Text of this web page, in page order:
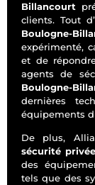
Billancourt
clients. Tout
Boulogne-
expérimenté,
et de
agents de
Boulogne-
dernières
équipements
De plus,
sécurité
des
tels que des